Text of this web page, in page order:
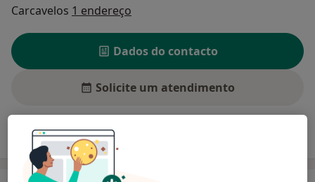
Carcavelos 1 endereço
Dados do contacto
Solicite um atendimento
Experiência Preços